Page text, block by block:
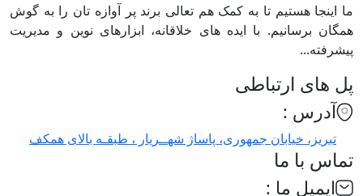
ما اینجا هستیم تا به کمک هم تعالی برند پر آوازه تان را به گوش
همگان برسانیم. با ایده های خلاقانه، ابزارهای نوین و مدیریت
پیشرفته...
پل های ارتباطی
آدرس :
تبریز، خیابان جمهوری، پاساژ شهــریار ، طبقـه بالای همکف
تماس با ما
ایمیل ما :